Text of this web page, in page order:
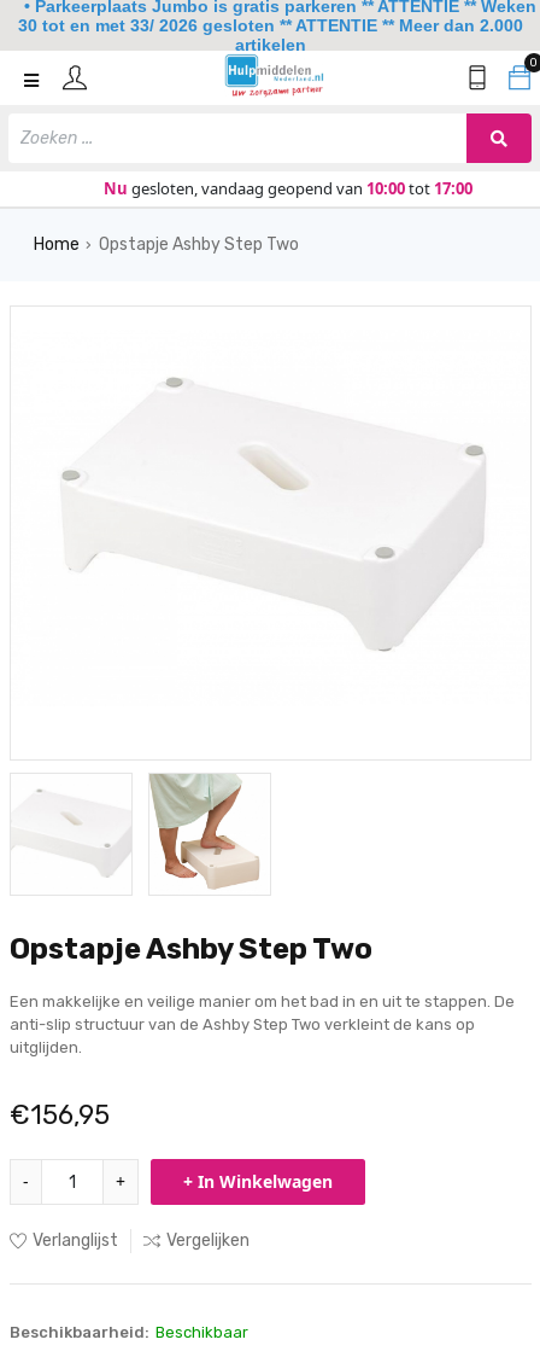
0
Nu gesloten, vandaag geopend van 10:00tot 17:00
Home
Contact
Home › Opstapje Ashby Step Two
Opstapje Ashby Step Two
Een makkelijke en veilige manier om het bad in en uit te stappen. De
anti-slip structuur van de Ashby Step Two verkleint de kans op
uitglijden.
€156,95
- + + In Winkelwagen
Verlanglijst Vergelijken
Beschikbaarheid: Beschikbaar
• Parkeerplaats Jumbo is gratis parkeren ** ATTENTIE ** Weken
30 tot en met 33/ 2026 gesloten ** ATTENTIE ** Meer dan 2.000
artikelen